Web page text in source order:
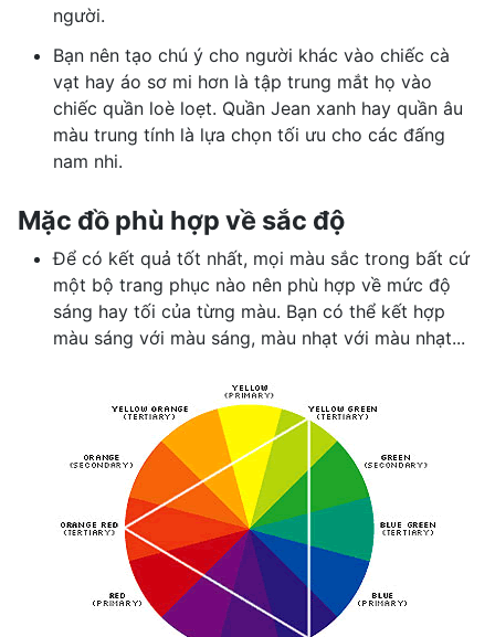
người.
Bạn nên tạo chú ý cho người khác vào chiếc cà
vạt hay áo sơ mi hơn là tập trung mắt họ vào
chiếc quần loè loẹt. Quần Jean xanh hay quần âu
màu trung tính là lựa chọn tối ưu cho các đấng
nam nhi.
Mặc đồ phù hợp về sắc độ
Để có kết quả tốt nhất, mọi màu sắc trong bất cứ
một bộ trang phục nào nên phù hợp về mức độ
sáng hay tối của từng màu. Bạn có thể kết hợp
màu sáng với màu sáng, màu nhạt với màu nhạt...